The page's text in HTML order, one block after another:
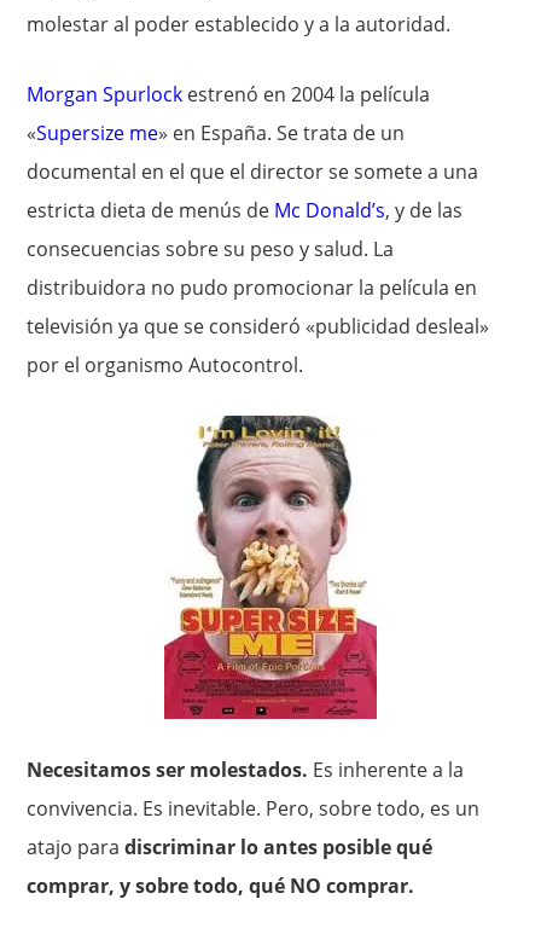
molestar al poder establecido y a la autoridad.
Morgan Spurlock estrenó en 2004 la película
«Supersize me» en España. Se trata de un
documental en el que el director se somete a una
estricta dieta de menús de Mc Donald’s, y de las
consecuencias sobre su peso y salud. La
distribuidora no pudo promocionar la película en
televisión ya que se consideró «publicidad desleal»
por el organismo Autocontrol.
Necesitamos ser molestados. Es inherente a la
convivencia. Es inevitable. Pero, sobre todo, es un
atajo paradiscriminar lo antes posible qué
comprar, y sobre todo, qué NO comprar.